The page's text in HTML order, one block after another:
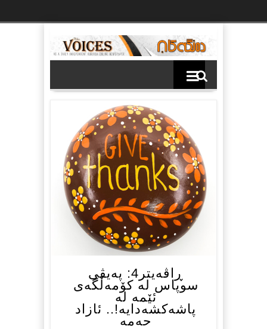
ڕاڤەیتر4: پەیڤی
سوپاس لە کۆمەڵگەی
ئێمە لە
پاشەکشەدایە!.. ئازاد
حەمە